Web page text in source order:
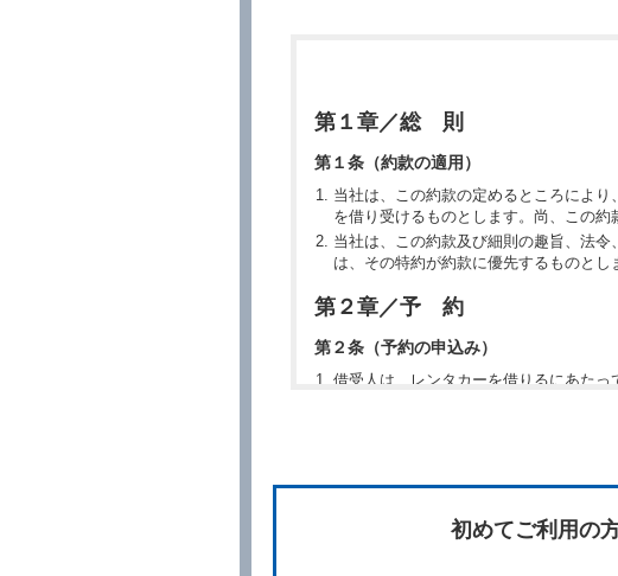
第１章／総 則
第１条（約款の適用）
当社は、この約款の定めるところによ
を借り受けるものとします。尚、この
当社は、この約款及び細則の趣旨、法
は、その特約が約款に優先するものとし
第２章／予 約
第２条（予約の申込み）
借受人は、レンタカーを借りるにあた
予約の申込みを行うことができます。
場合、借受人は、当社が特に認める場
第３条（予約の変更）
借受人は、前条第１項の借受条件を変
初めてご利用の